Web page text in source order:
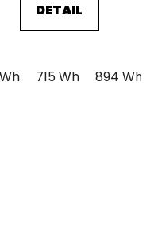
DETAIL
715 Wh 894 Wh